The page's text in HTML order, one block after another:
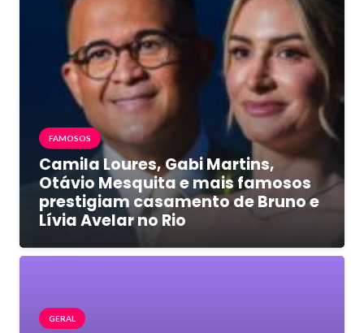
FAMOSOS
Camila Loures, Gabi Martins,
Otávio Mesquita e mais famosos
prestigiam casamento de Bruno e
Lívia Avelar no Rio
GERAL